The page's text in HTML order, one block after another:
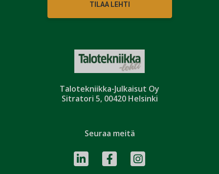
Talotekniikka-Julkaisut Oy
Sitratori 5, 00420 Helsinki
TILAA LEHTI
Seuraa meitä